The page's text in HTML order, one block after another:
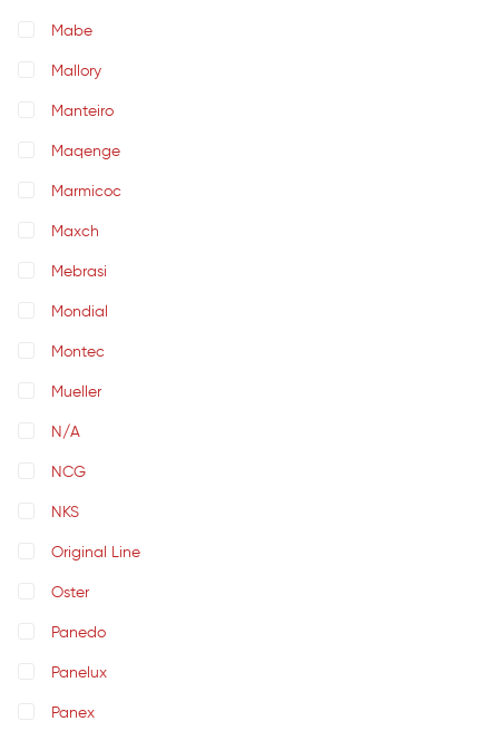
Mabe
Mallory
Manteiro
Maqenge
Marmicoc
Maxch
Mebrasi
Mondial
Montec
Mueller
N/A
NCG
NKS
Original Line
Oster
Panedo
Panelux
Panex